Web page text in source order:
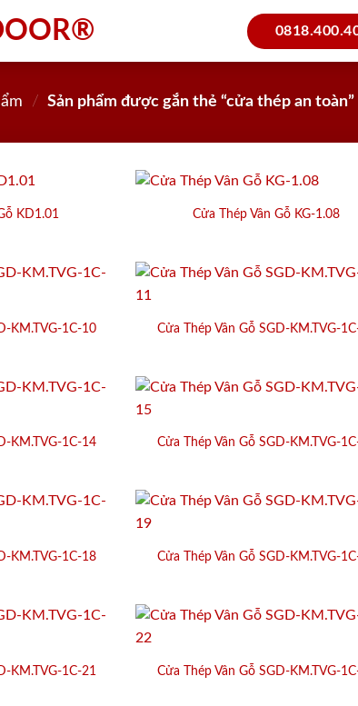
/ Sản phẩm được gắn thẻ “cửa thép an toàn”
KD1.01 Cửa Thép Vân Gỗ KG-1.08
KM.TVG-1C-10 Cửa Thép Vân Gỗ SGD-KM.TVG-
KM.TVG-1C-14 Cửa Thép Vân Gỗ SGD-KM.TVG-
KM.TVG-1C-18 Cửa Thép Vân Gỗ SGD-KM.TVG-
KM.TVG-1C-21 Cửa Thép Vân Gỗ SGD-KM.TVG-